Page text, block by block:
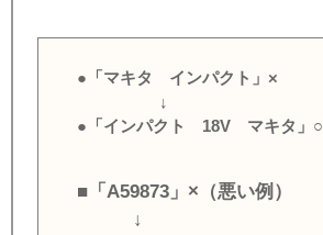
●「マキタ インパクト」×
↓
●「インパクト 18V マキタ」○
■「A59873」×（悪い例）
↓